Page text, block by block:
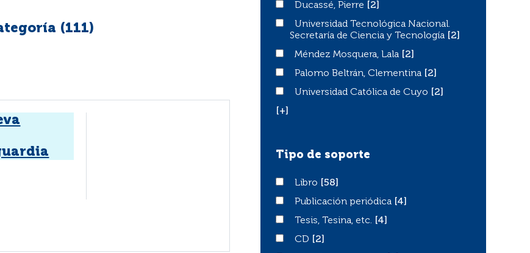
(111)
Ducassé, Pierre
Ducassé, Pierre
[2]
Universidad Tecnológica Nacional. Secretaría de
Universidad Tecnológica Nacional.
Secretaría de Ciencia y Tecnología
[2]
Méndez Mosquera, Lala
Méndez Mosquera, Lala
[2]
Palomo Beltrán, Clementina
Palomo Beltrán, Clementina
[2]
Universidad Católica de Cuyo
Universidad Católica de Cuyo
[2]
[+]
Tipo de soporte
LibroLibro
[58]
Publicación periódica
Publicación periódica
[4]
Tesis, Tesina, etc.
Tesis, Tesina, etc.
[4]
CD
CD
[2]